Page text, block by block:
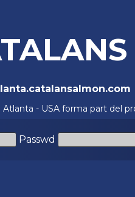
Atlanta - USA forma part del
Passwd